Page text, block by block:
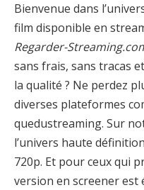
Bienvenue dans
film disponible en
Regarder-
sans frais, sans tracas
la qualité ? Ne perdez
diverses plateformes
quedustreaming. Sur
l’univers haute
720p. Et pour ceux qui
version en screener est